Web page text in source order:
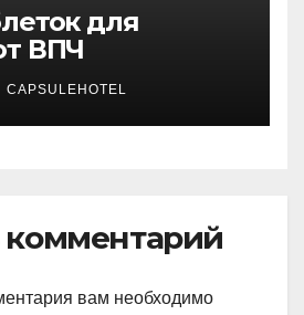
для
ВПЧ
CAPSULEHOTEL
комментарий
вам необходимо